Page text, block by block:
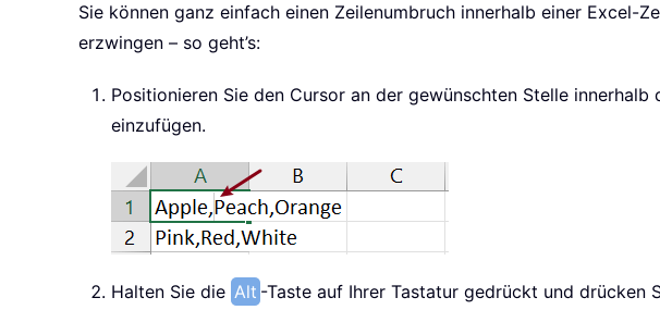
Sie können ganz einfach einen Zeilenumbruch innerhalb einer Excel-
erzwingen – so geht’s:
Positionieren Sie den Cursor an der gewünschten Stelle innerhalb
einzufügen.
Halten Sie die Alt -Taste auf Ihrer Tastatur gedrückt und drücken